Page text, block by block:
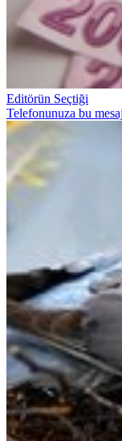
Editörün Seçtiği
Telefonunuza bu